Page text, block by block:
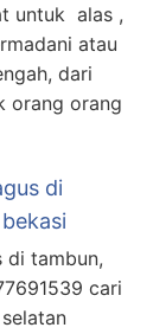
untuk alas ,
atau
dari
orang orang
di
di tambun,
cari